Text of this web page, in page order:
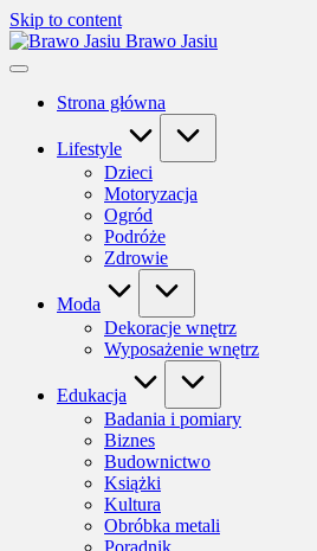
Skip to content
Brawo Jasiu
Strona główna
Lifestyle
Dzieci
Motoryzacja
Ogród
Podróże
Zdrowie
Moda
Dekoracje wnętrz
Wyposażenie wnętrz
Edukacja
Badania i pomiary
Biznes
Budownictwo
Książki
Kultura
Obróbka metali
Poradnik